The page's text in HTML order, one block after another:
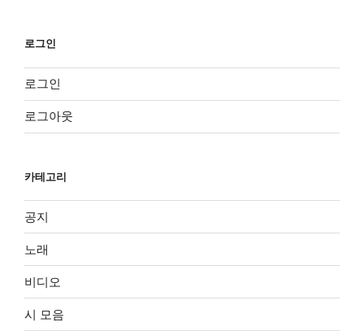
로그인
로그인
로그아웃
카테고리
공지
노래
비디오
시 모음